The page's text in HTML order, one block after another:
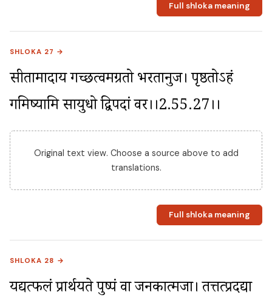
Full shloka meaning
SHLOKA 27 →
सीतामादाय गच्छत्वमग्रतो भरतानुज। पृष्ठतोऽहं
गमिष्यामि सायुधो द्विपदां वर।।2.55.27।।
Original text view. Choose a source above to add
translations.
Full shloka meaning
SHLOKA 28 →
यद्यत्फलं प्रार्थयते पुष्पं वा जनकात्मजा। तत्तत्प्रदद्या